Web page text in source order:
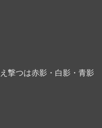
撃つは赤影・白影・青影